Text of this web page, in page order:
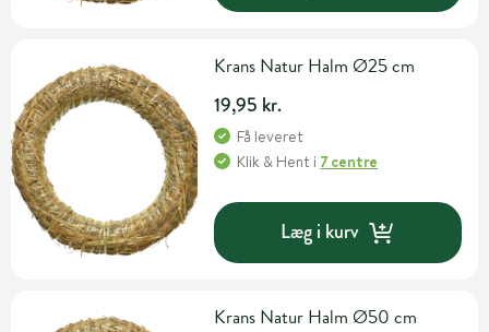
Krans Natur Halm Ø25 cm
19,95 kr.
Få leveret
Klik & Hent i 7 centre
Læg i kurv
Krans Natur Halm Ø50 cm